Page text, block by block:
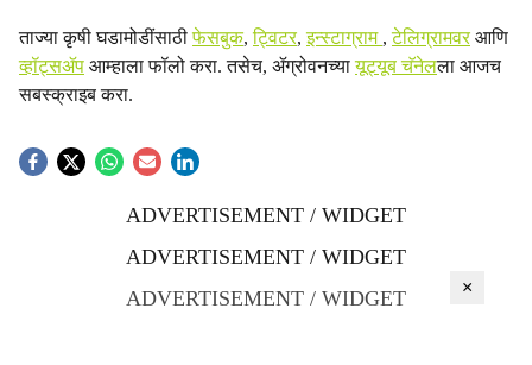
ताज्या कृषी घडामोडींसाठीफेसबुक,ट्विटर,इन्स्टाग्राम ,टेलिग्रामवरआणि
व्हॉट्सॲप आम्हाला फॉलो करा. तसेच, ॲग्रोवनच्यायूट्यूब चॅनेलला आजच
सबस्क्राइब करा.
ADVERTISEMENT / WIDGET
ADVERTISEMENT / WIDGET
ADVERTISEMENT / WIDGET
×